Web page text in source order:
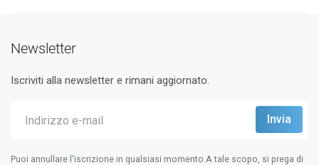
Newsletter
Iscriviti alla newsletter e rimani aggiornato.
Puoi annullare l'iscrizione in qualsiasi momento.A tale scopo, si prega di